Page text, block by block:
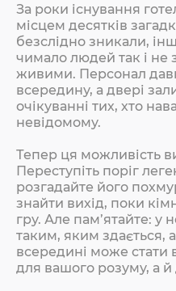
За роки існування
місцем десятків
безслідно зникали,
чимало людей так і не
живими. Персонал
всередину, а двері
очікуванні тих, хто
невідомому.
Тепер ця можливість
Переступіть поріг
розгадайте його
знайти вихід, поки
гру. Але пам’ятайте: у
таким, яким здається,
всередині може
для вашого розуму, а й